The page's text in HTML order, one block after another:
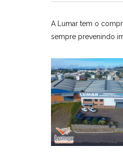
A Lumar tem o
sempre prevenindo